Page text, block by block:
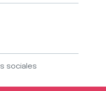
sociales